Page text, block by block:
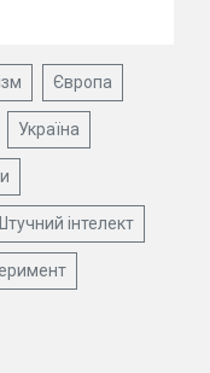
Європа
Україна
Штучний інтелект